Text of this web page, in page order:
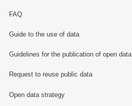
FAQ
Guide to the use of data
Guidelines for the publication of open data
Request to reuse public data
Open data strategy